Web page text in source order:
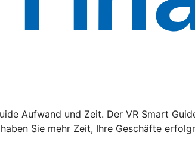
Aufwand und Zeit. Der VR Smart
Sie mehr Zeit, Ihre Geschäfte